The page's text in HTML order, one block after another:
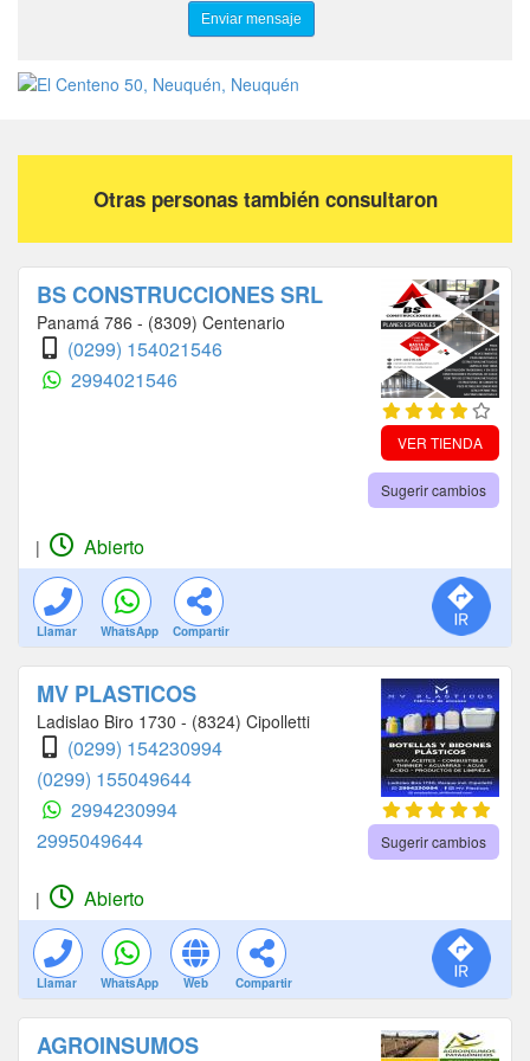
Otras personas también consultaron
BS CONSTRUCCIONES SRL
Panamá 786 - (8309) Centenario
(0299) 154021546
2994021546
VER TIENDA
Sugerir cambios
| Abierto
Llamar WhatsApp Compartir
MV PLASTICOS
Ladislao Biro 1730 - (8324) Cipolletti
(0299) 154230994
(0299) 155049644
2994230994
2995049644
Sugerir cambios
| Abierto
Llamar WhatsApp Web Compartir
AGROINSUMOS